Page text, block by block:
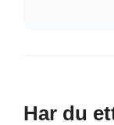
Har du